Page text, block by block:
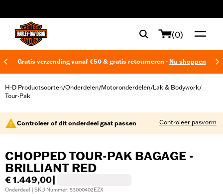
(0)
Gratis verzending vanaf €50 & gratis retourneren - Nu shoppen
H-D Productsoorten/Onderdelen/Motoronderdelen/Lak & Bodywork/
Tour-Pak
Controleer of dit onderdeel gaat passen Controleer pasvorm
CHOPPED TOUR-PAK BAGAGE -
BRILLIANT RED
€ 1.449,00
Onderdeel | SKU Nummer: 53000402EZX